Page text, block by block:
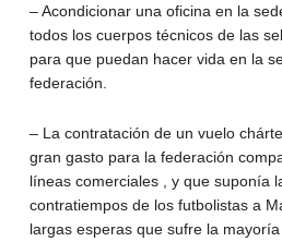
– Acondicionar una oficina en la
todos los cuerpos técnicos de las
para que puedan hacer vida en la
federación.
– La contratación de un vuelo
gran gasto para la federación
líneas comerciales , y que suponía
contratiempos de los futbolistas a
largas esperas que sufre la